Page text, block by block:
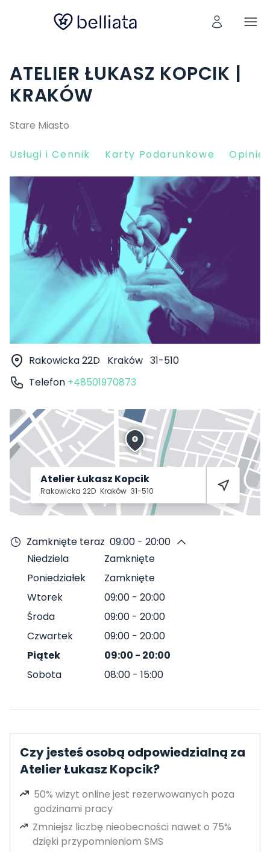
ATELIER ŁUKASZ KOPCIK |
KRAKÓW
Stare Miasto
Usługi i Cennik Karty Podarunkowe Opinie
Rakowicka 22D Kraków 31-510
Telefon +48501970873
Atelier Łukasz Kopcik
Rakowicka 22D Kraków 31-510
Zamknięte teraz 09:00 - 20:00
Niedziela
Zamknięte
Poniedziałek
Zamknięte
Wtorek
09:00 - 20:00
Środa
09:00 - 20:00
Czwartek
09:00 - 20:00
Piątek
09:00 - 20:00
Sobota
08:00 - 15:00
Czy jesteś osobą odpowiedzialną za
Atelier Łukasz Kopcik?
50% wizyt online jest rezerwowanych poza
godzinami pracy
Zmniejsz liczbę nieobecności nawet o 75%
dzięki przypomnieniom SMS